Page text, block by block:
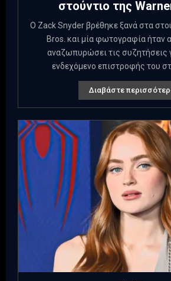
στούντιο της
Ο Zack Snyder βρέθηκε ξανά στα
Bros. και μία φωτογραφία ήταν
αναζωπυρώσει τις συζητήσεις
ενδεχόμενο επιστροφής του
Διαβάστε